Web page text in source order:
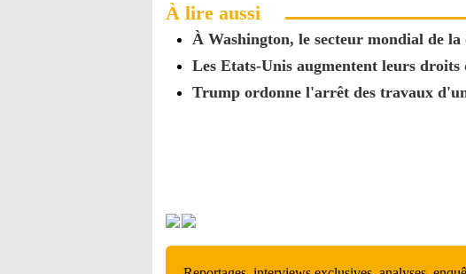
À lire aussi
À Washington, le secteur mondial de
Les Etats-Unis augmentent leurs
Trump ordonne l'arrêt des travaux